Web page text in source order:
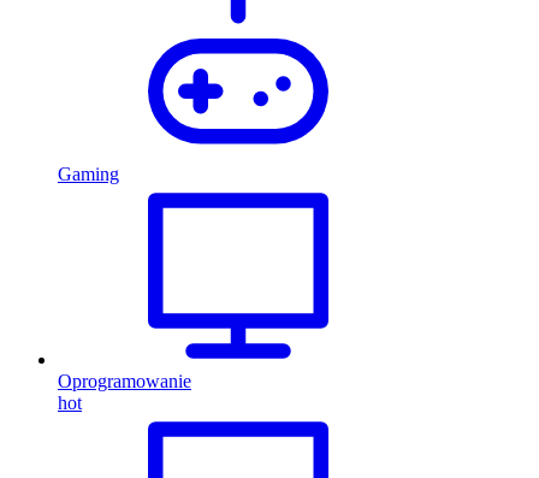
Gaming
Oprogramowanie
hot